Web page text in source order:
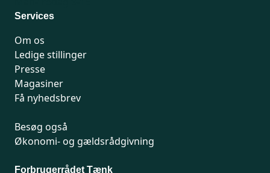
Services
Om os
Ledige stillinger
Presse
Magasiner
Få nyhedsbrev
Besøg også
Økonomi- og gældsrådgivning
Forbrugerrådet Tænk